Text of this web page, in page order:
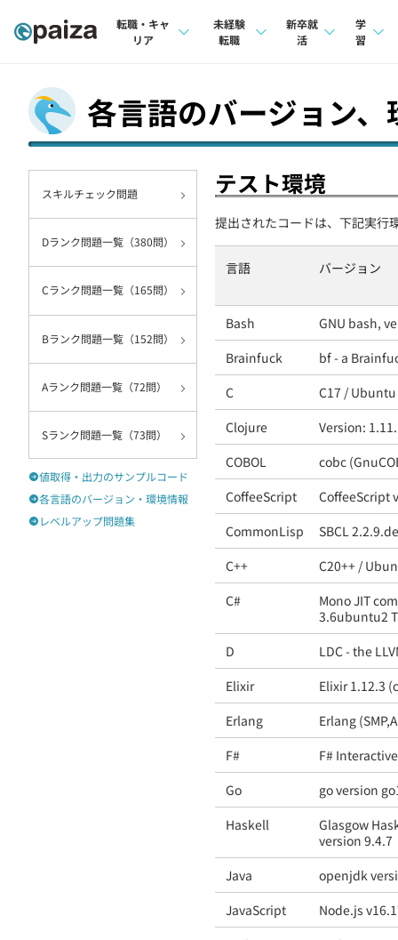
転職・キャ
リア
インタビュー
転職エージェント
未経験
転職
インタビュー
新卒就
活
本選考
インターン
新卒エージェント
インタビュー
就活成功ガイド
学
習
問題集
ナレ
個人
学校
契約
各言語のバージョン
テスト環境
提出されたコードは、下記実行
言語 バージョン
Bash
GNU bash,
Brainfuck
bf - a
C
C17 /
Clojure
Version:
COBOL
cobc
CoffeeScript
CoffeeScript
CommonLisp
SBCL
C++
C20++ /
C#
Mono JIT
3.6ubuntu2
D
LDC - the
Elixir
Elixir 1.12.3
Erlang
Erlang
F#
F#
Go
go version
Haskell
Glasgow
version 9.4.7
Java
openjdk
JavaScript
Node.js
スキルチェック問題
Dランク問題一覧（380問）
Cランク問題一覧（165問）
Bランク問題一覧（152問）
Aランク問題一覧（72問）
Sランク問題一覧（73問）
値取得・出力のサンプルコード
各言語のバージョン・環境情報
レベルアップ問題集